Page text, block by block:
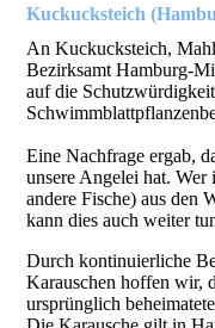
Kuckucksteich
An Kuckucksteich,
Bezirksamt Hamburg-
auf die
Eine Nachfrage ergab,
unsere Angelei hat.
andere Fische) aus den
kann dies auch weiter
Durch kontinuierliche
Karauschen hoffen wir,
ursprünglich